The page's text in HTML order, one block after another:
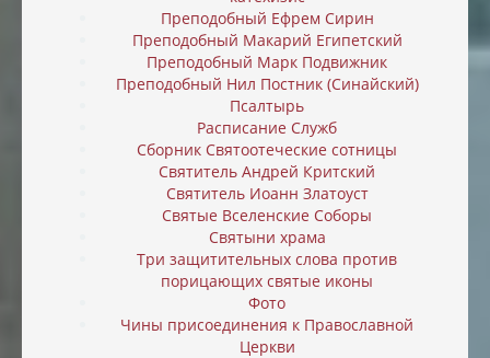
Преподобный Ефрем Сирин
Преподобный Макарий Египетский
Преподобный Марк Подвижник
Преподобный Нил Постник (Синайский)
Псалтырь
Расписание Служб
Сборник Святоотеческие сотницы
Святитель Андрей Критский
Святитель Иоанн Златоуст
Святые Вселенские Соборы
Святыни храма
Три защитительных слова против
порицающих святые иконы
Фото
Чины присоединения к Православной
Церкви